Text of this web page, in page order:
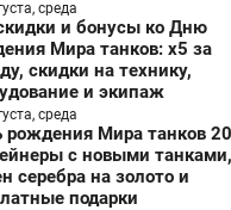
среда
и бонусы ко Дню
Мира танков: x5 за
скидки на технику,
и экипаж
среда
рождения Мира танков
с новыми танками,
серебра на золото и
подарки